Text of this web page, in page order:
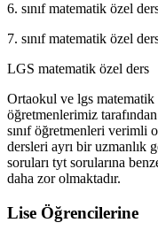
6. sınıf matematik özel
7. sınıf matematik özel
LGS matematik özel ders
Ortaokul ve lgs
öğretmenlerimiz
sınıf öğretmenleri verimli
dersleri ayrı bir uzmanlık
soruları tyt sorularına
daha zor olmaktadır.
Lise Öğrencilerine